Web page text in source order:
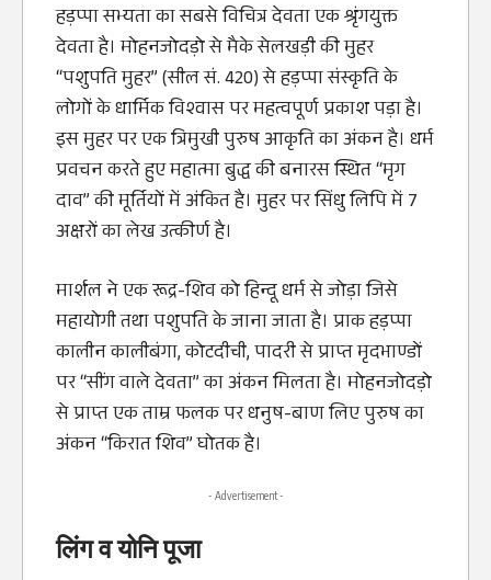
हड़प्पा सभ्यता का सबसे विचित्र देवता एक श्रृंगयुक्त
देवता है। मोहनजोदड़ो से मैके सेलखड़ी की मुहर
“पशुपति मुहर” (सील सं. 420) से हड़प्पा संस्कृति के
लोगों के धार्मिक विश्वास पर महत्वपूर्ण प्रकाश पड़ा है।
इस मुहर पर एक त्रिमुखी पुरुष आकृति का अंकन है। धर्म
प्रवचन करते हुए महात्मा बुद्ध की बनारस स्थित “मृग
दाव” की मूर्तियों में अंकित है। मुहर पर सिंधु लिपि में 7
अक्षरों का लेख उत्कीर्ण है।
मार्शल ने एक रूद्र-शिव को हिन्दू धर्म से जोड़ा जिसे
महायोगी तथा पशुपति के जाना जाता है। प्राक हड़प्पा
कालीन कालीबंगा, कोटदीची, पादरी से प्राप्त मृदभाण्डों
पर “सींग वाले देवता” का अंकन मिलता है। मोहनजोदड़ो
से प्राप्त एक ताम्र फलक पर धनुष-बाण लिए पुरुष का
अंकन “किरात शिव” घोतक है।
- Advertisement -
लिंग व योनि पूजा